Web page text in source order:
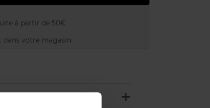
à partir de 50€
dans votre magasin